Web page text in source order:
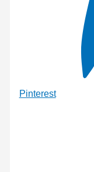
Pinterest